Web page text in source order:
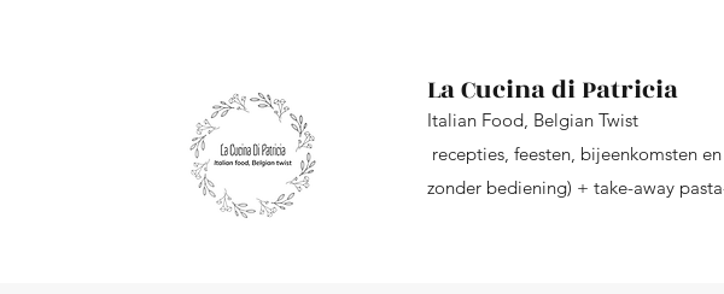
La Cucina di Patricia
Italian Food, Belgian Twist
recepties, feesten, bijeenkomsten
zonder bediening) + take-away